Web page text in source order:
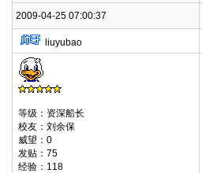
2009-04-25 07:00:37
liuyubao
等级：资深船长
校友：刘余保
威望：0
发贴：75
经验：118